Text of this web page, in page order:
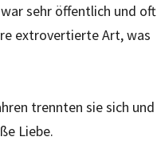
sehr öffentlich und oft
extrovertierte Art, was
trennten sie sich und
Liebe.